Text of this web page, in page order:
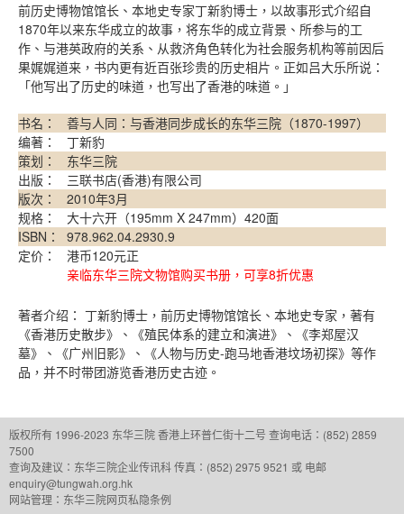
前历史博物馆馆长、本地史专家丁新豹博士，以故事形式介绍自
1870年以来东华成立的故事，将东华的成立背景、所参与的工
作、与港英政府的关系、从救济角色转化为社会服务机构等前因后
果娓娓道来，书内更有近百张珍贵的历史相片。正如吕大乐所说：
「他写出了历史的味道，也写出了香港的味道。」
书名：
善与人同：与香港同步成长的东华三院（1870-1997）
编著：
丁新豹
策划：
东华三院
出版：
三联书店(香港)有限公司
版次：
2010年3月
规格：
大十六开（195mm X 247mm）420面
ISBN：
978.962.04.2930.9
定价：
港币120元正
亲临东华三院文物馆购买书册，可享8折优惠
著者介绍： 丁新豹博士，前历史博物馆馆长、本地史专家，著有
《香港历史散步》、《殖民体系的建立和演进》、《李郑屋汉
墓》、《广州旧影》、《人物与历史-跑马地香港坟场初探》等作
品，并不时带团游览香港历史古迹。
版权所有 1996-2023 东华三院香港上环普仁街十二号 查询电话：(852) 2859
7500
查询及建议： 东华三院企业传讯科传真：(852) 2975 9521 或 电邮
enquiry@tungwah.org.hk
网站管理： 东华三院网页私隐条例